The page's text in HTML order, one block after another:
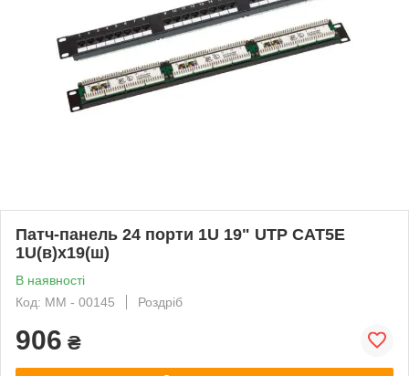
Патч-панель 24 порти 1U 19" UTP САТ5Е
1U(в)х19(ш)
В наявності
Код: ММ - 00145
Роздріб
906 ₴